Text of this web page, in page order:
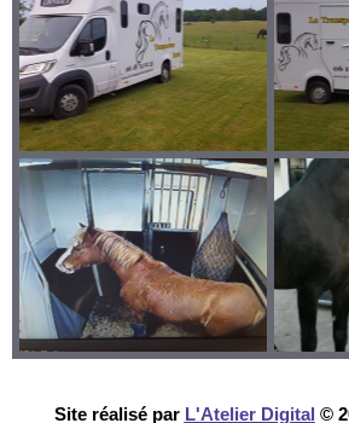
Site réalisé par L'Atelier Digital ©